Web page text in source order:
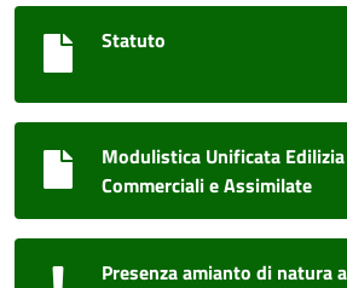
Statuto
Modulistica Unificata
Commerciali e Assimilate
Presenza amianto di natura